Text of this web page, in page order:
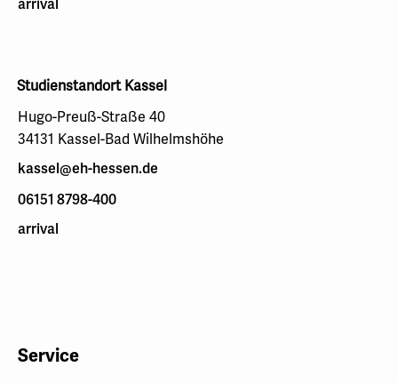
arrival
Studienstandort Kassel
Hugo-Preuß-Straße 40
34131 Kassel-Bad Wilhelmshöhe
kassel@eh-hessen.de
06151 8798-400
arrival
Service